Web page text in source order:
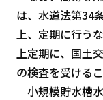
は、水道法第34
上、定期に行う
上定期に、国土
の検査を受ける
小規模貯水槽